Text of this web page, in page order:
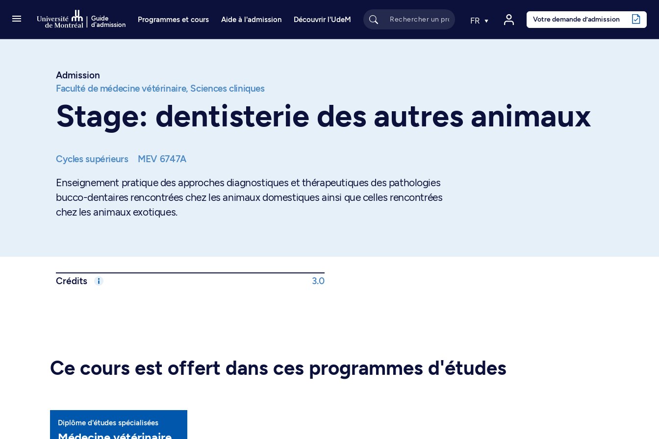
Guide
d'admission
Programmes et cours Aide à l'admission Découvrir l'UdeM FR Votre demande d’admission
Admission
Faculté de médecine vétérinaire, Sciences cliniques
Stage: dentisterie des autres animaux
Cycles supérieurs MEV 6747A
Enseignement pratique des approches diagnostiques et thérapeutiques des pathologies
bucco-dentaires rencontrées chez les animaux domestiques ainsi que celles rencontrées
chez les animaux exotiques.
Crédits 3.0
Ce cours est offert dans ces programmes d'études
Diplôme d'études spécialisées